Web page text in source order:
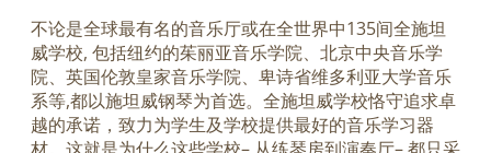
不论是全球最有名的音乐厅或在全世界中135间全施坦
威学校, 包括纽约的茱丽亚音乐学院、北京中央音乐学
院、英国伦敦皇家音乐学院、卑诗省维多利亚大学音乐
系等,都以施坦威钢琴为首选。全施坦威学校恪守追求卓
越的承诺，致力为学生及学校提供最好的音乐学习器